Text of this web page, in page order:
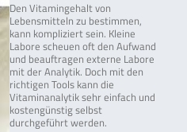
Den Vitamingehalt von
Lebensmitteln zu bestimmen,
kann kompliziert sein. Kleine
Labore scheuen oft den Aufwand
und beauftragen externe Labore
mit der Analytik. Doch mit den
richtigen Tools kann die
Vitaminanalytik sehr einfach und
kostengünstig selbst
durchgeführt werden.